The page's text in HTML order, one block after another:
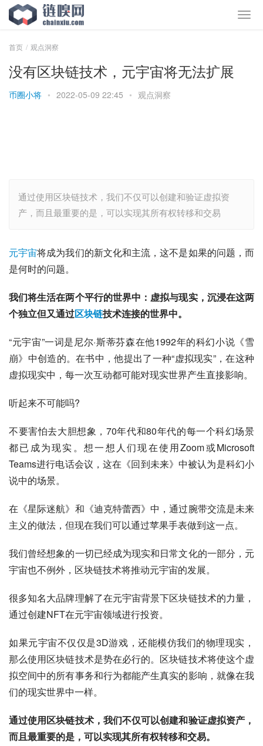
首页 观点洞察
没有区块链技术，元宇宙将无法扩展
币圈小将 • 2022-05-09 22:45 • 观点洞察
通过使用区块链技术，我们不仅可以创建和验证虚拟资
产，而且最重要的是，可以实现其所有权转移和交易
元宇宙将成为我们的新文化和主流，这不是如果的问题，而
是何时的问题。
我们将生活在两个平行的世界中：虚拟与现实，沉浸在这两
个独立但又通过区块链技术连接的世界中。
“元宇宙”一词是尼尔·斯蒂芬森在他1992年的科幻小说《雪
崩》中创造的。在书中，他提出了一种“虚拟现实”，在这种
虚拟现实中，每一次互动都可能对现实世界产生直接影响。
听起来不可能吗?
不要害怕去大胆想象，70年代和80年代的每一个科幻场景
都已成为现实。想一想人们现在使用Zoom或Microsoft
Teams进行电话会议，这在《回到未来》中被认为是科幻小
说中的场景。
在《星际迷航》和《迪克特蕾西》中，通过腕带交流是未来
主义的做法，但现在我们可以通过苹果手表做到这一点。
我们曾经想象的一切已经成为现实和日常文化的一部分，元
宇宙也不例外，区块链技术将推动元宇宙的发展。
很多知名大品牌理解了在元宇宙背景下区块链技术的力量，
通过创建NFT在元宇宙领域进行投资。
如果元宇宙不仅仅是3D游戏，还能模仿我们的物理现实，
那么使用区块链技术是势在必行的。区块链技术将使这个虚
拟空间中的所有事务和行为都能产生真实的影响，就像在我
们的现实世界中一样。
通过使用区块链技术，我们不仅可以创建和验证虚拟资产，
而且最重要的是，可以实现其所有权转移和交易。